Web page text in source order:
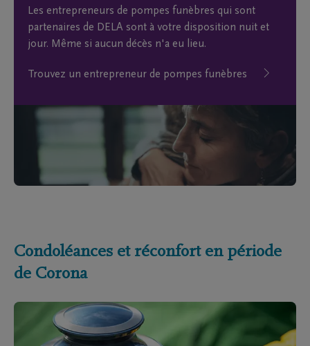
Les entrepreneurs de pompes funèbres qui sont
partenaires de DELA sont à votre disposition nuit et
jour. Même si aucun décès n'a eu lieu.
Trouvez un entrepreneur de pompes funèbres
Condoléances et réconfort en période
de Corona